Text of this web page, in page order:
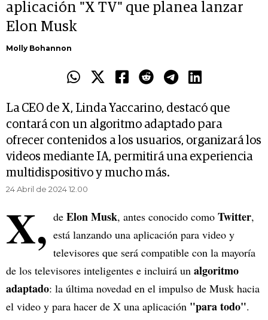
aplicación "X TV" que planea lanzar
Elon Musk
Molly Bohannon
La CEO de X, Linda Yaccarino, destacó que
contará con un algoritmo adaptado para
ofrecer contenidos a los usuarios, organizará los
videos mediante IA, permitirá una experiencia
multidispositivo y mucho más.
24 Abril de 2024 12.00
X, de Elon Musk, antes conocido como Twitter,
está lanzando una aplicación para video y
televisores que será compatible con la mayoría
de los televisores inteligentes e incluirá un algoritmo
adaptado: la última novedad en el impulso de Musk hacia
el video y para hacer de X una aplicación "para todo".